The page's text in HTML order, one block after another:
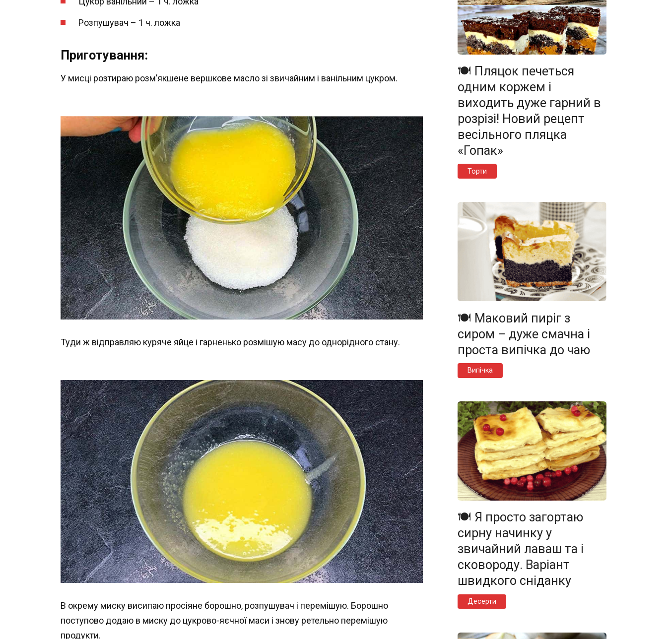
Розпушувач – 1 ч. ложка
Приготування:
У мисці розтираю розм’якшене вершкове масло зі звичайним і ванільним цукром.
Туди ж відправляю куряче яйце і гарненько розмішую масу до однорідного стану.
В окрему миску висипаю просіяне борошно, розпушувач і перемішую. Борошно
поступово додаю в миску до цукрово-яєчної маси і знову ретельно перемішую
продукти.
🍽️ Пляцок печеться
одним коржем і
виходить дуже гарний в
розрізі! Новий рецепт
весільного пляцка
«Гопак»
Торти
🍽️ Маковий пиріг з
сиром – дуже смачна і
проста випічка до чаю
Випічка
🍽️ Я просто загортаю
сирну начинку у
звичайний лаваш та і
сковороду. Варіант
швидкого сніданку
Десерти